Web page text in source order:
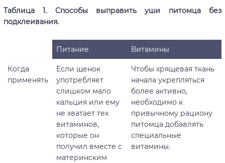
Таблица 1. Способы выправить уши питомца без
подклеивания.
Питание Витамины
Когда
применять
Если щенок
употребляет
слишком мало
кальция или ему
не хватает тех
витаминов,
которые он
получил вместе с
материнским
Чтобы хрящевая ткань
начала укрепляться
более активно,
необходимо к
привычному рациону
питомца добавлять
специальные
витамины.